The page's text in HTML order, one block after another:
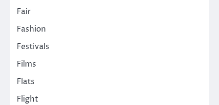
Fair
Fashion
Festivals
Films
Flats
Flight